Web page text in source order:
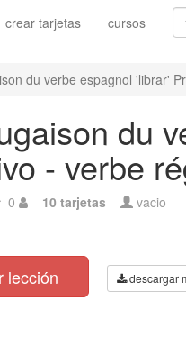
crear tarjetas cursos
du verbe espagnol 'librar'
du
- verbe
0 10 tarjetas vacio
lección descargar